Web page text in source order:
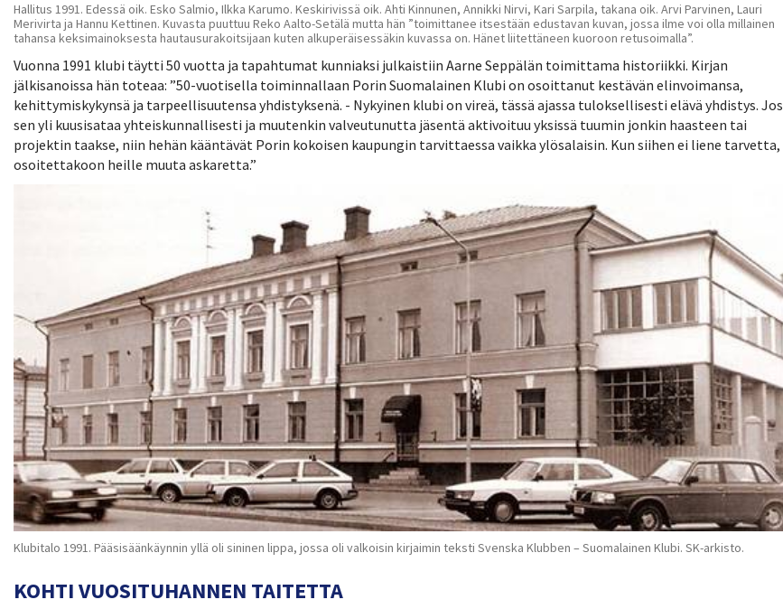
Hallitus 1991. Edessä oik. Esko Salmio, Ilkka Karumo. Keskirivissä oik. Ahti Kinnunen, Annikki Nirvi, Kari Sarpila, takana oik. Arvi Parvinen, Lauri
Merivirta ja Hannu Kettinen. Kuvasta puuttuu Reko Aalto-Setälä mutta hän ”toimittanee itsestään edustavan kuvan, jossa ilme voi olla millainen
tahansa keksimainoksesta hautausurakoitsijaan kuten alkuperäisessäkin kuvassa on. Hänet liitettäneen kuoroon retusoimalla”.
Vuonna 1991 klubi täytti 50 vuotta ja tapahtumat kunniaksi julkaistiin Aarne Seppälän toimittama historiikki. Kirjan
jälkisanoissa hän toteaa: ”50-vuotisella toiminnallaan Porin Suomalainen Klubi on osoittanut kestävän elinvoimansa,
kehittymiskykynsä ja tarpeellisuutensa yhdistyksenä. - Nykyinen klubi on vireä, tässä ajassa tuloksellisesti elävä yhdistys. Jos
sen yli kuusisataa yhteiskunnallisesti ja muutenkin valveutunutta jäsentä aktivoituu yksissä tuumin jonkin haasteen tai
projektin taakse, niin hehän kääntävät Porin kokoisen kaupungin tarvittaessa vaikka ylösalaisin. Kun siihen ei liene tarvetta,
osoitettakoon heille muuta askaretta.”
Klubitalo 1991. Pääsisäänkäynnin yllä oli sininen lippa, jossa oli valkoisin kirjaimin teksti Svenska Klubben – Suomalainen Klubi. SK-arkisto.
KOHTI VUOSITUHANNEN TAITETTA